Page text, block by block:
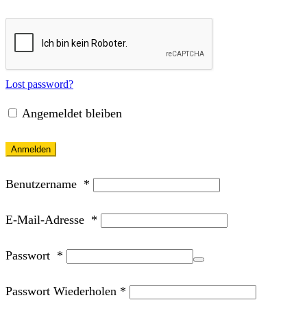
Lost password?
Angemeldet bleiben
Anmelden
Benutzername *
E-Mail-Adresse *
Passwort *
Passwort Wiederholen *